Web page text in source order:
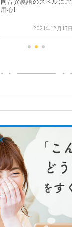
同音異義語のスペルにご
用心!
2021年12月13日